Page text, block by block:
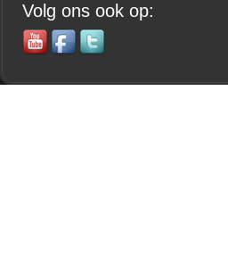
Volg ons ook op: